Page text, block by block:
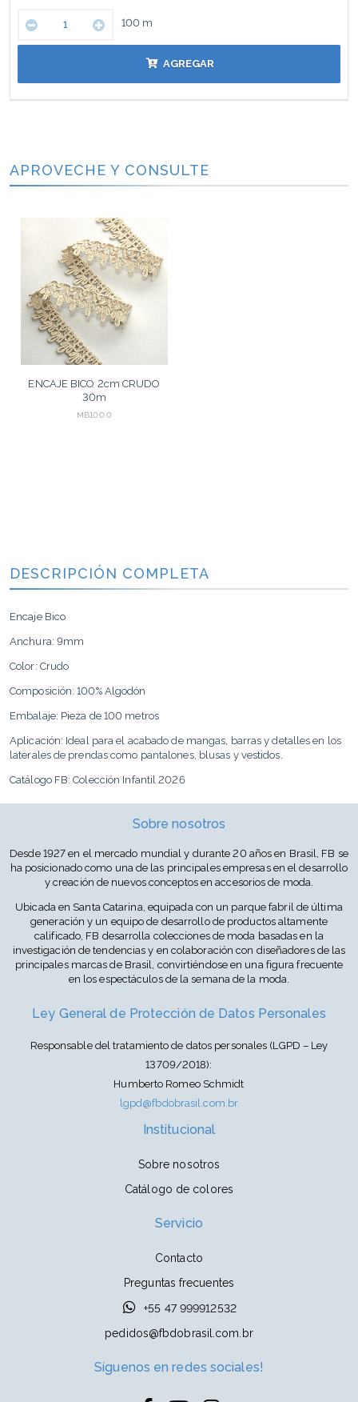
100 m
AGREGAR
APROVECHE Y CONSULTE
ENCAJE BICO 2cm CRUDO
30m
MB100.0
DESCRIPCIÓN COMPLETA
Encaje Bico
Anchura: 9mm
Color: Crudo
Composición: 100% Algodón
Embalaje: Pieza de 100 metros
Aplicación: Ideal para el acabado de mangas, barras y detalles en los
laterales de prendas como pantalones, blusas y vestidos.
Catálogo FB: Colección Infantil 2026
Sobre nosotros
Desde 1927 en el mercado mundial y durante 20 años en Brasil, FB se
ha posicionado como una de las principales empresas en el desarrollo
y creación de nuevos conceptos en accesorios de moda.
Ubicada en Santa Catarina, equipada con un parque fabril de última
generación y un equipo de desarrollo de productos altamente
calificado, FB desarrolla colecciones de moda basadas en la
investigación de tendencias y en colaboración con diseñadores de las
principales marcas de Brasil, convirtiéndose en una figura frecuente
en los espectáculos de la semana de la moda.
Ley General de Protección de Datos Personales
Responsable del tratamiento de datos personales (LGPD – Ley
13709/2018):
Humberto Romeo Schmidt
lgpd@fbdobrasil.com.br
Institucional
Sobre nosotros
Catálogo de colores
Servicio
Contacto
Preguntas frecuentes
+55 47 999912532
pedidos@fbdobrasil.com.br
Síguenos en redes sociales!